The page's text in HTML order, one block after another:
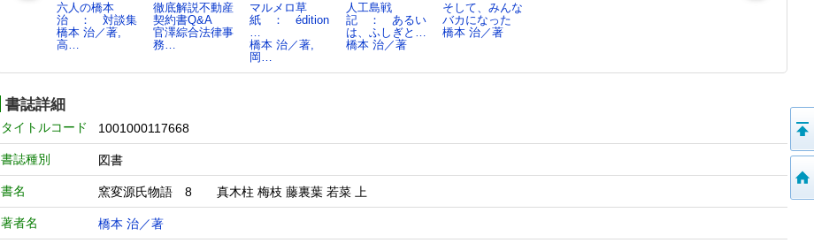
六人の橋本
治 ： 対談集
橋本 治／著,
高…
徹底解説不動産
契約書Q&A
官澤綜合法律事
務…
マルメロ草
紙 ： édition
…
橋本 治／著,
岡…
人工島戦
記 ： あるい
は、ふしぎと…
橋本 治／著
そして、みんな
バカになった
橋本 治／著
書誌詳細
タイトルコード 1001000117668
書誌種別 図書
書名 窯変源氏物語 8 真木柱 梅枝 藤裏葉 若菜 上
著者名 橋本 治／著